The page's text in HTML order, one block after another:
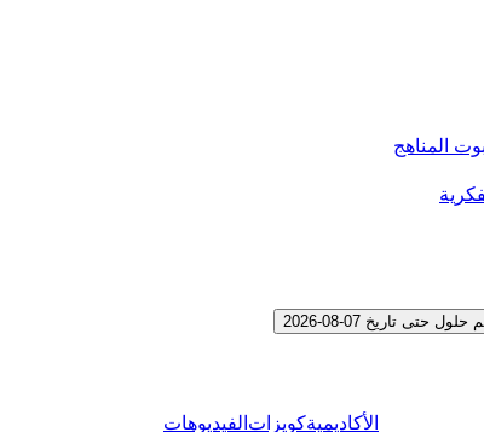
بوت المناهج
تاريخ 07-08-2026
الأكاديميةكويزات الفيديوهات